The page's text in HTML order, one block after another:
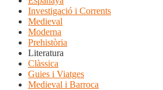
Investigació i Corrents
Medieval
Moderna
Prehistòria
Literatura
Clàssica
Guies i Viatges
Medieval i Barroca